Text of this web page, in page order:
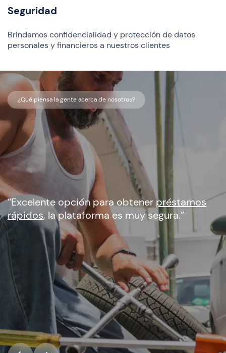
Seguridad
Brindamos confidencialidad y protección de datos
personales y financieros a nuestros clientes
¿Qué piensa la gente acerca de nosotros?
“Excelente opción para obtenerpréstamos
rápidos, la plataforma es muy segura.”